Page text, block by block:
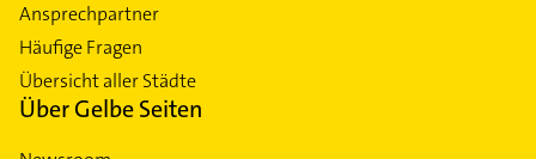
Ansprechpartner
Häufige Fragen
Übersicht aller Städte
Über Gelbe Seiten